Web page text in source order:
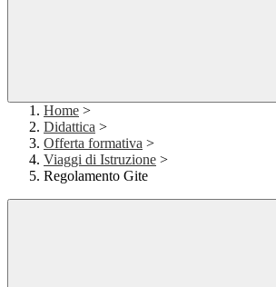
Home >
Didattica >
Offerta formativa >
Viaggi di Istruzione >
Regolamento Gite